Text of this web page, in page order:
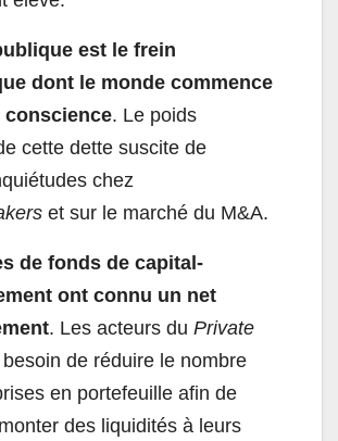
est le frein
dont le monde commence
conscience. Le poids
cette dette suscite de
chez
et sur le marché du M&A.
de fonds de capital-
ont connu un net
. Les acteurs du Private
de réduire le nombre
en portefeuille afin de
des liquidités à leurs